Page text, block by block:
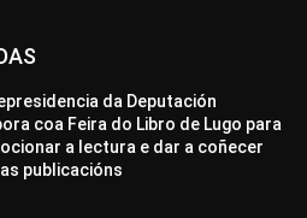
da Deputación
coa Feira do Libro de Lugo para
a lectura e dar a coñecer
publicacións